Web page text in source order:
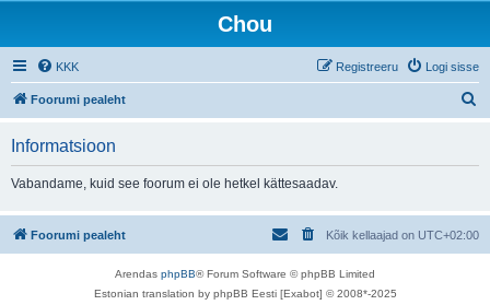
Chou
KKK Logi sisse
Registreeru
Foorumi pealeht
Informatsioon
Vabandame, kuid see foorum ei ole hetkel kättesaadav.
Foorumi pealeht Kõik kellaajad on UTC+02:00
Arendas phpBB® Forum Software © phpBB Limited
Estonian translation by phpBB Eesti [Exabot] © 2008*-2025